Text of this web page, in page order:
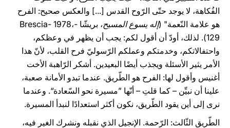
الفُكاهة، لا يوجد حتّى الرّوح القدس [...] والعكس صحيح: الفرح
هو علامة النّعمة" (إله يسوع المسيح
، بريشّا -Brescia- 1978،
129). لذلك، أودّ أن أقول لكم: يجب أن يظهر في وعظكم،
واحتفالاتكم، وخدمتكم وعملكم الرّسوليّ فرح القلب، لأنّ هذا
الأمر يثير الأسئلة ويجذب أيضًا البعيدين. أشكر الرّاهبة الأخت
أغنيس وأقول لها: الفرح هو الطّريق. عندما تبدو الأمانة صعبة،
علينا أن نبيِّن – كما قلتِ – أنّها ”مسيرة نحو السّعادة“. وعندما
نرى إلى أين يقود الطّريق، نكون أكثر استعدادًا لنبدأ المسيرة.
الطّريق الثّالث: الرّحمة. الإنجيل الذي نقبله ونشرك الغير فيه،